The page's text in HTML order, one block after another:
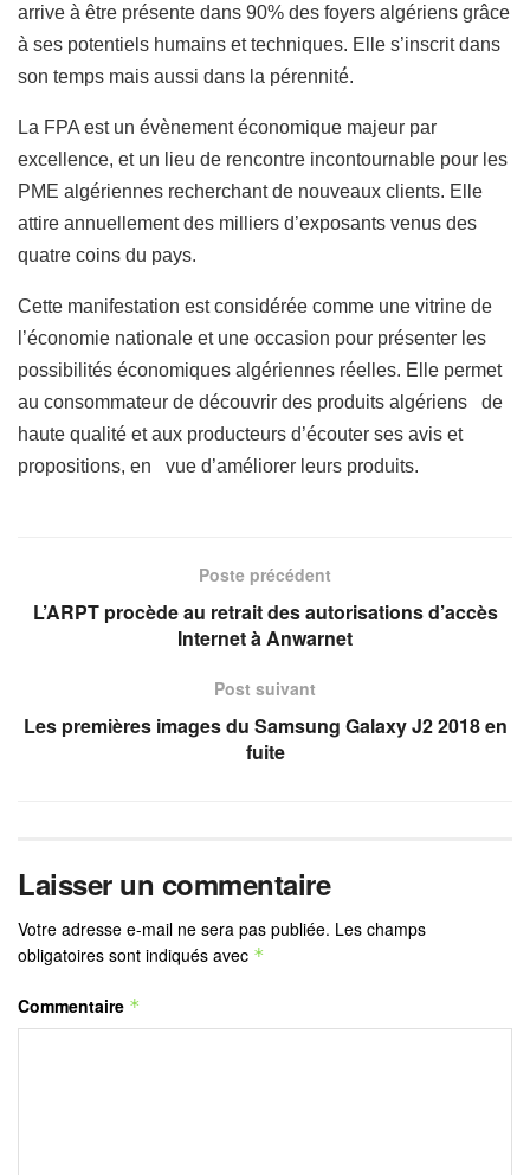
arrive à être présente dans 90% des foyers algériens grâce
à ses potentiels humains et techniques. Elle s’inscrit dans
son temps mais aussi dans la pérennité́.
La FPA est un évènement économique majeur par
excellence, et un lieu de rencontre incontournable pour les
PME algériennes recherchant de nouveaux clients. Elle
attire annuellement des milliers d’exposants venus des
quatre coins du pays.
Cette manifestation est considérée comme une vitrine de
l’économie nationale et une occasion pour présenter les
possibilités économiques algériennes réelles. Elle permet
au consommateur de découvrir des produits algériens de
haute qualité et aux producteurs d’écouter ses avis et
propositions, en vue d’améliorer leurs produits.
Poste précédent
L’ARPT procède au retrait des autorisations d’accès
Internet à Anwarnet
Post suivant
Les premières images du Samsung Galaxy J2 2018 en
fuite
Laisser un commentaire
Votre adresse e-mail ne sera pas publiée. Les champs
obligatoires sont indiqués avec *
Commentaire *